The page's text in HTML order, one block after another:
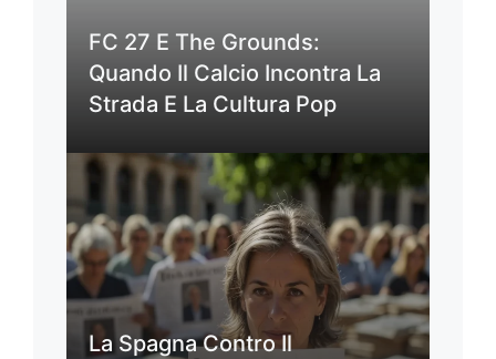
FC 27 E The Grounds:
Quando Il Calcio Incontra La
Strada E La Cultura Pop
La Spagna Contro Il